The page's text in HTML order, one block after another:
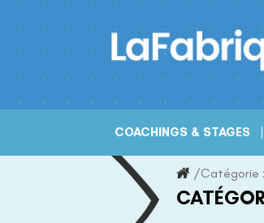
Skip
to
COACHINGS & STAGES
/Catégorie :